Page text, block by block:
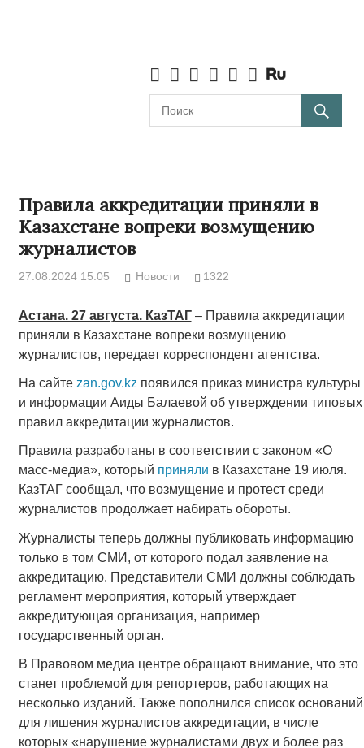
Правила аккредитации приняли в
Казахстане вопреки возмущению
журналистов
27.08.2024 15:05 Новости 1322
Астана. 27 августа. КазТАГ– Правила аккредитации
приняли в Казахстане вопреки возмущению
журналистов, передает корреспондент агентства.
На сайте zan.gov.kz появился приказ министра культуры
и информации Аиды Балаевой об утверждении типовых
правил аккредитации журналистов.
Правила разработаны в соответствии с законом «О
масс-медиа», который приняли в Казахстане 19 июля.
КазТАГ сообщал, что возмущение и протест среди
журналистов продолжает набирать обороты.
Журналисты теперь должны публиковать информацию
только в том СМИ, от которого подал заявление на
аккредитацию. Представители СМИ должны соблюдать
регламент мероприятия, который утверждает
аккредитующая организация, например
государственный орган.
В Правовом медиа центре обращают внимание, что это
станет проблемой для репортеров, работающих на
несколько изданий. Также пополнился список оснований
для лишения журналистов аккредитации, в числе
которых «нарушение журналистами двух и более раз